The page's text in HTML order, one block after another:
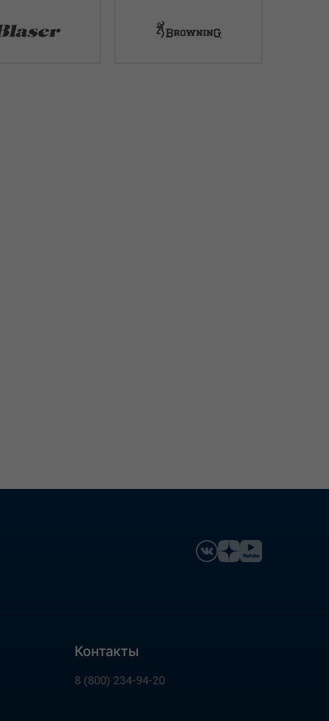
Контакты
8 (800) 234-94-20